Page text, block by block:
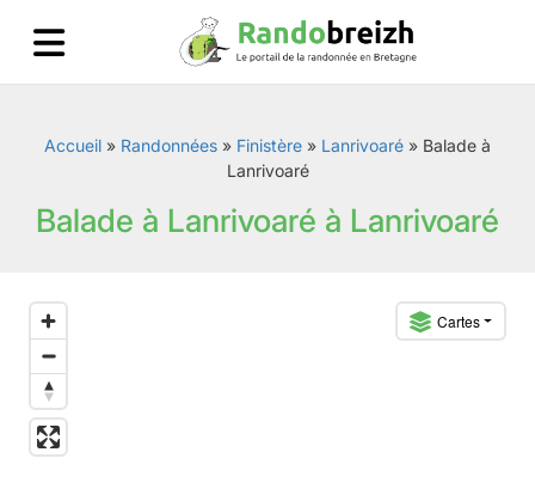
Accueil » Randonnées » Finistère » Lanrivoaré » Balade à
Lanrivoaré
Balade à Lanrivoaré à Lanrivoaré
Cartes